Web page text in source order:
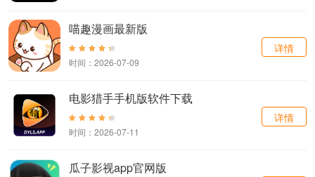
喵趣漫画最新版
时间：2026-07-09
详情
电影猎手手机版软件下载
时间：2026-07-11
详情
瓜子影视app官网版